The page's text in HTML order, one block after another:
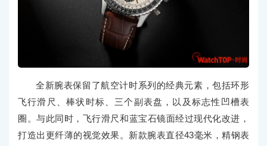
全新腕表保留了航空计时系列的经典元素，包括环形
飞行滑尺、棒状时标、三个副表盘，以及标志性凹槽表
圈。与此同时，飞行滑尺和蓝宝石镜面经过现代化改进，
打造出更纤薄的视觉效果。新款腕表直径43毫米，精钢表